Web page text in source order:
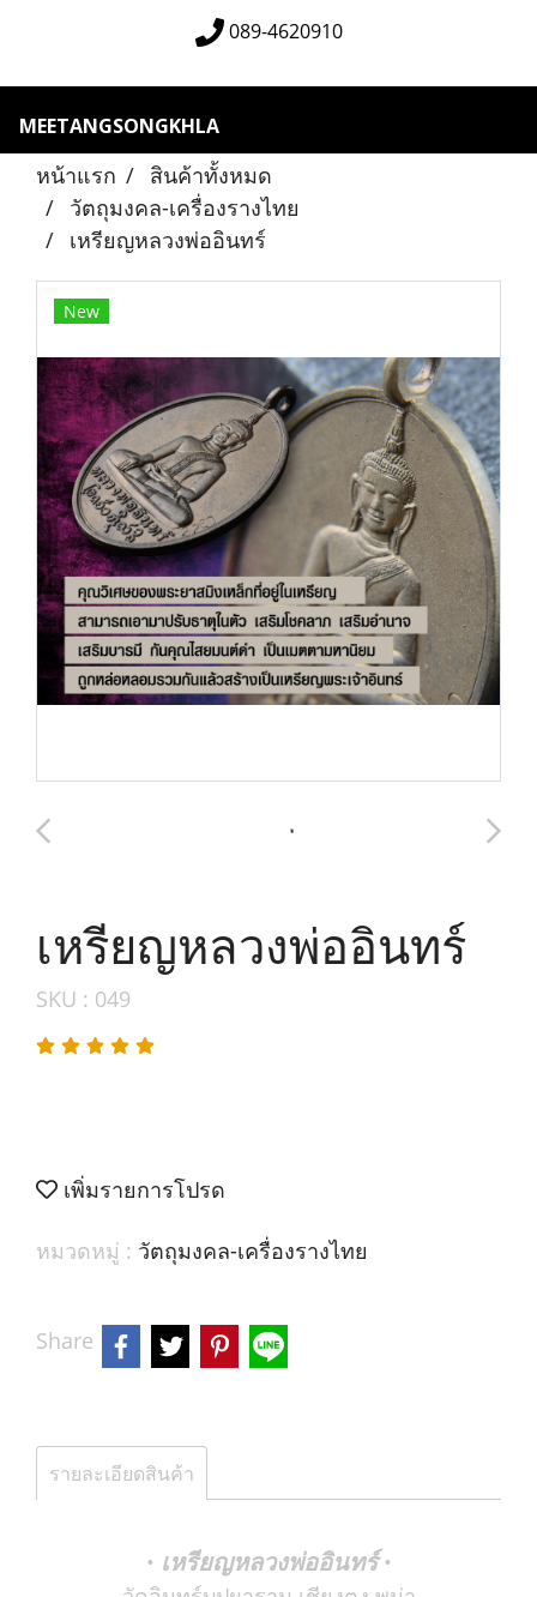
089-4620910
MEETANGSONGKHLA
หน้าแรก
สินค้าทั้งหมด
วัตถุมงคล-เครื่องรางไทย
เหรียญหลวงพ่ออินทร์
New
เหรียญหลวงพ่ออินทร์
SKU : 049
เพิ่มรายการโปรด
หมวดหมู่ : วัตถุมงคล-เครื่องรางไทย
Share
รายละเอียดสินค้า
• เหรียญหลวงพ่ออินทร์•